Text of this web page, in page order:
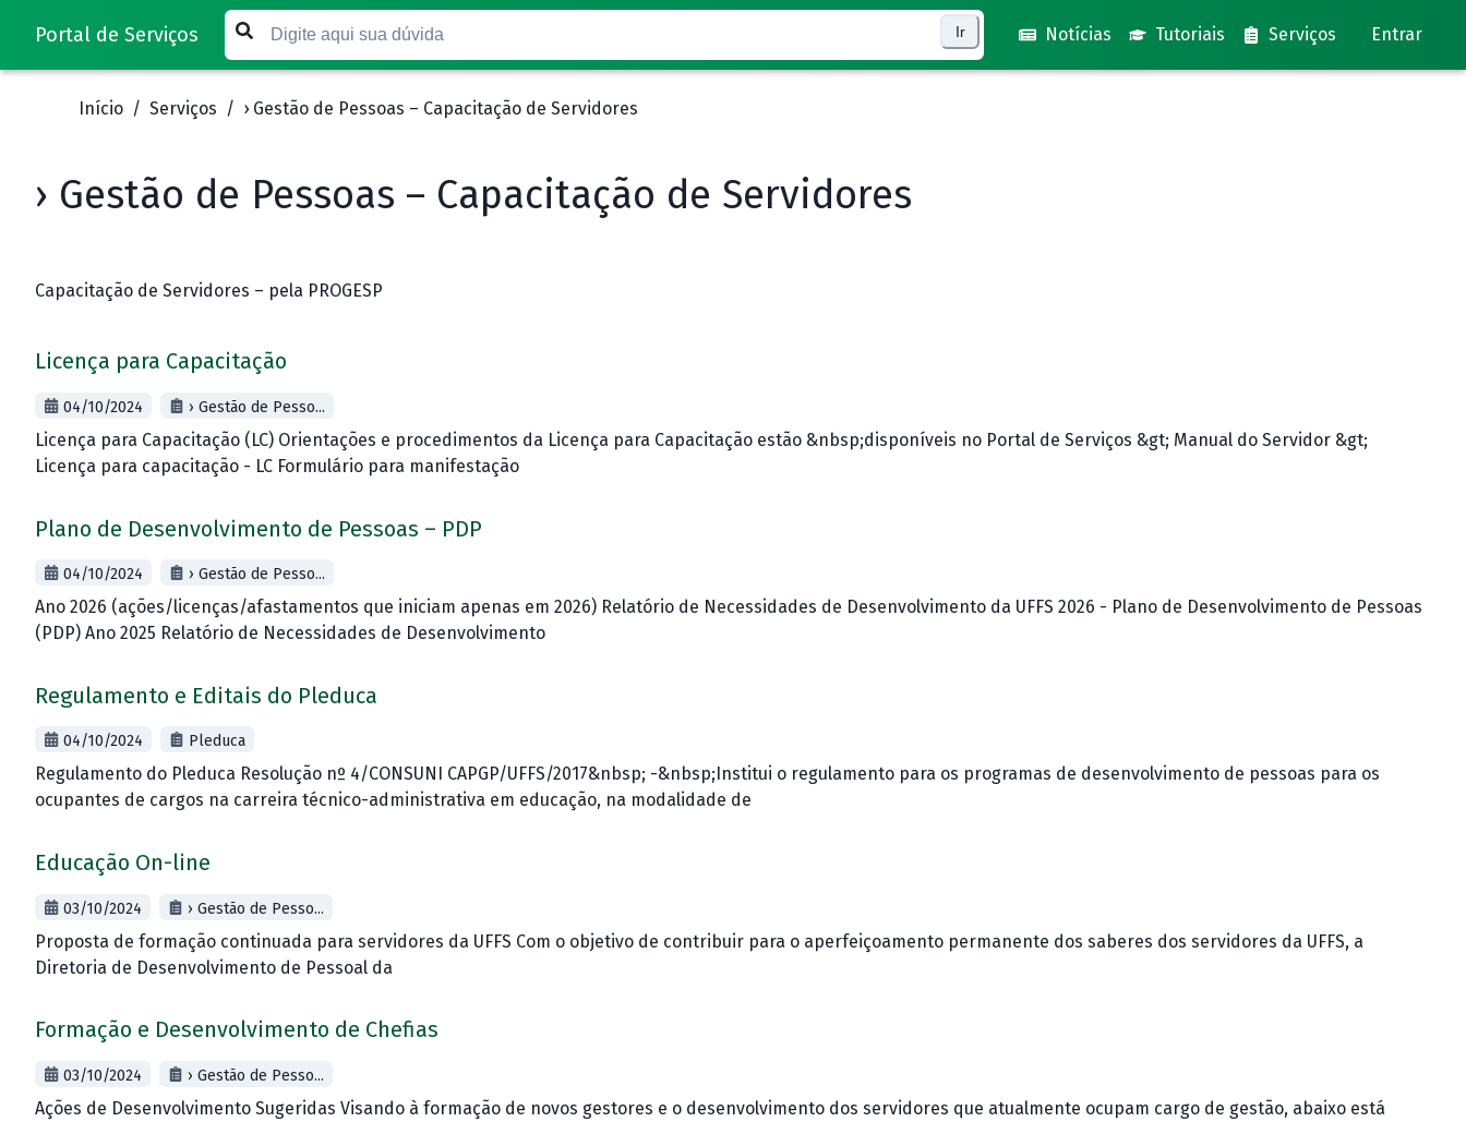
Portal de Serviços Ir Notícias Tutoriais Serviços Entrar
Início / Serviços / › Gestão de Pessoas – Capacitação de Servidores
› Gestão de Pessoas – Capacitação de Servidores
Capacitação de Servidores – pela PROGESP
Licença para Capacitação
04/10/2024 › Gestão de Pesso...
Licença para Capacitação (LC) Orientações e procedimentos da Licença para Capacitação estão &nbsp;disponíveis no Portal de Serviços &gt; Manual do Servidor &gt;
Licença para capacitação - LC Formulário para manifestação
Plano de Desenvolvimento de Pessoas – PDP
04/10/2024 › Gestão de Pesso...
Ano 2026 (ações/licenças/afastamentos que iniciam apenas em 2026) Relatório de Necessidades de Desenvolvimento da UFFS 2026 - Plano de Desenvolvimento de Pessoas
(PDP) Ano 2025 Relatório de Necessidades de Desenvolvimento
Regulamento e Editais do Pleduca
04/10/2024 Pleduca
Regulamento do Pleduca Resolução nº 4/CONSUNI CAPGP/UFFS/2017&nbsp; -&nbsp;Institui o regulamento para os programas de desenvolvimento de pessoas para os
ocupantes de cargos na carreira técnico-administrativa em educação, na modalidade de
Educação On-line
03/10/2024 › Gestão de Pesso...
Proposta de formação continuada para servidores da UFFS Com o objetivo de contribuir para o aperfeiçoamento permanente dos saberes dos servidores da UFFS, a
Diretoria de Desenvolvimento de Pessoal da
Formação e Desenvolvimento de Chefias
03/10/2024 › Gestão de Pesso...
Ações de Desenvolvimento Sugeridas Visando à formação de novos gestores e o desenvolvimento dos servidores que atualmente ocupam cargo de gestão, abaixo está